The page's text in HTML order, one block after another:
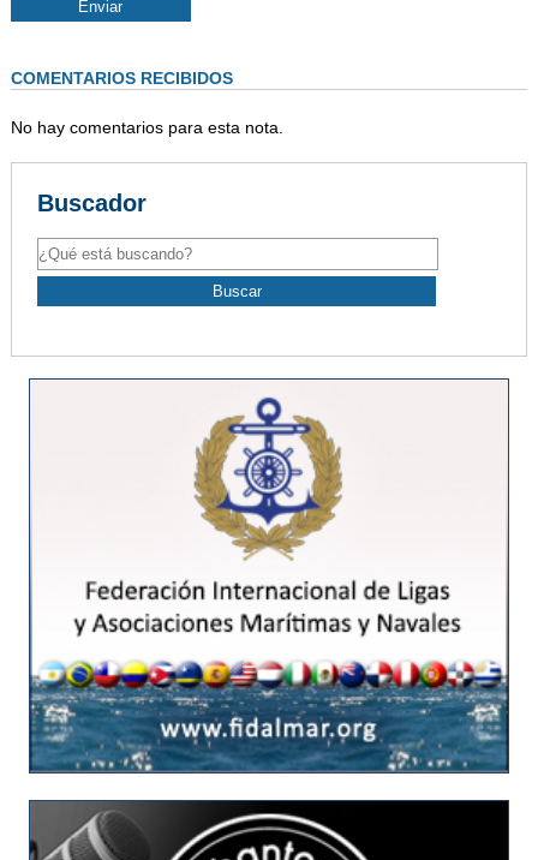
COMENTARIOS RECIBIDOS
No hay comentarios para esta nota.
Buscador